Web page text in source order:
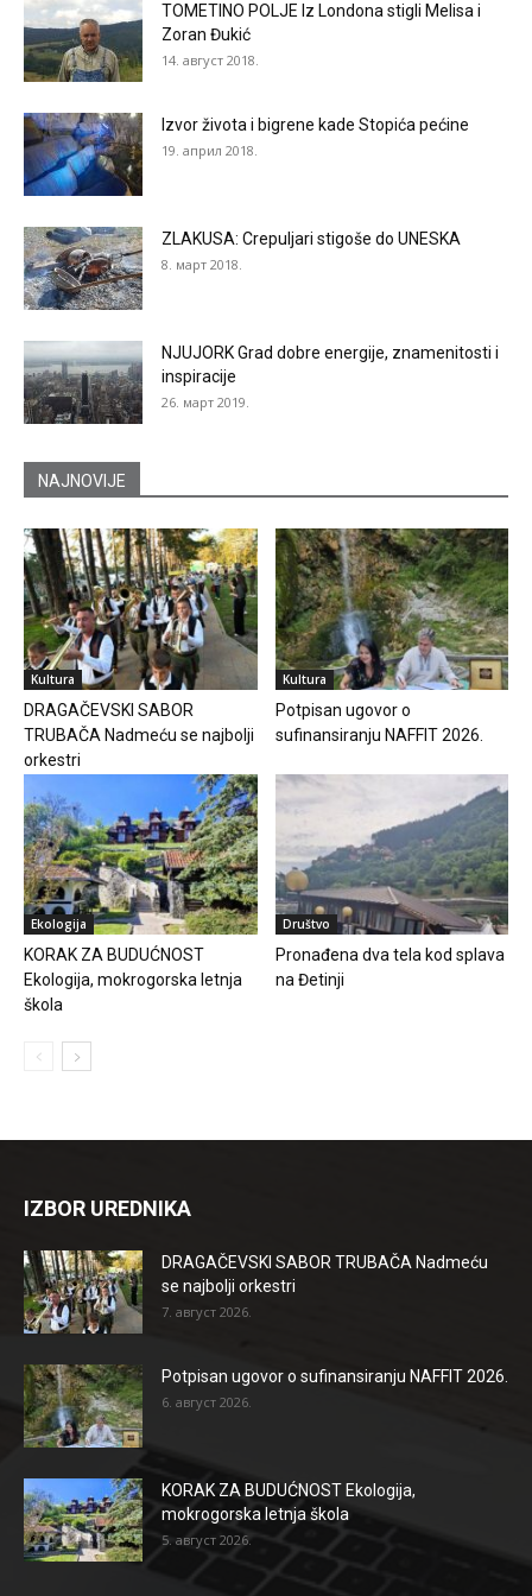
TOMETINO POLJE Iz Londona stigli Melisa i
Zoran Đukić
14. август 2018.
Izvor života i bigrene kade Stopića pećine
19. април 2018.
ZLAKUSA: Crepuljari stigoše do UNESKA
8. март 2018.
NJUJORK Grad dobre energije, znamenitosti i
inspiracije
26. март 2019.
NAJNOVIJE
Kultura
DRAGAČEVSKI SABOR
TRUBAČA Nadmeću se najbolji
orkestri
Kultura
Potpisan ugovor o
sufinansiranju NAFFIT 2026.
Ekologija
KORAK ZA BUDUĆNOST
Ekologija, mokrogorska letnja
škola
Društvo
Pronađena dva tela kod splava
na Đetinji
IZBOR UREDNIKA
DRAGAČEVSKI SABOR TRUBAČA Nadmeću
se najbolji orkestri
7. август 2026.
Potpisan ugovor o sufinansiranju NAFFIT 2026.
6. август 2026.
KORAK ZA BUDUĆNOST Ekologija,
mokrogorska letnja škola
5. август 2026.